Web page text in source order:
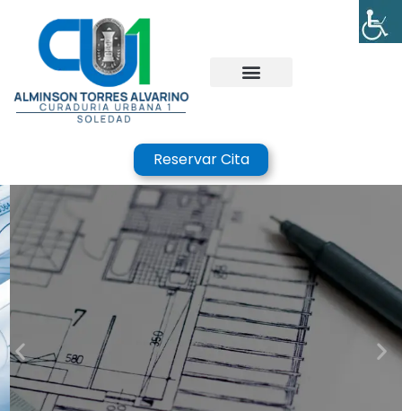
Reservar Cita